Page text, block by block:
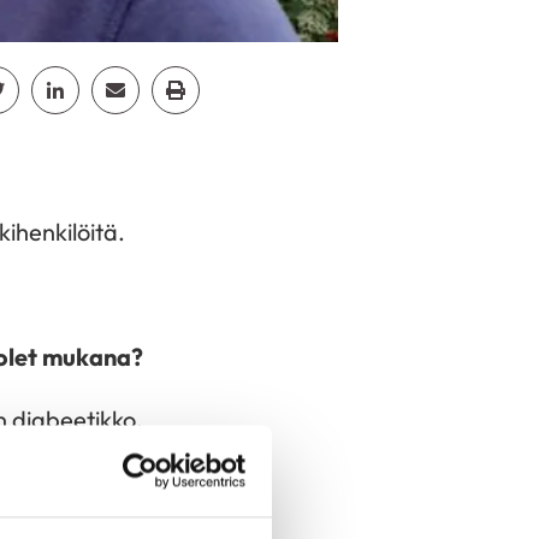
TwitterJaa LinkedinJaa EmailJaa Print
mukana?
diabeetikko.
2009. Toimin